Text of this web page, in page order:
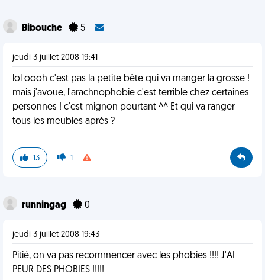
Bibouche 5
jeudi 3 juillet 2008 19:41
lol oooh c'est pas la petite bête qui va manger la grosse !
mais j'avoue, l'arachnophobie c'est terrible chez certaines
personnes ! c'est mignon pourtant ^^ Et qui va ranger
tous les meubles après ?
13 1
runningag 0
jeudi 3 juillet 2008 19:43
Pitié, on va pas recommencer avec les phobies !!!! J'AI
PEUR DES PHOBIES !!!!!